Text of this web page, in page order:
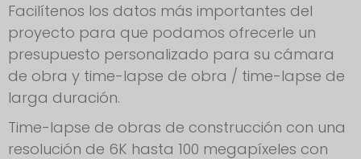
Facilítenos los datos más importantes del
proyecto para que podamos ofrecerle un
presupuesto personalizado para su cámara
de obra y time-lapse de obra / time-lapse de
larga duración.
Time-lapse de obras de construcción con una
resolución de 6K hasta 100 megapíxeles con